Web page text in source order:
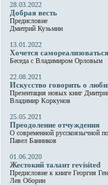
28.03.2022
Добрая весть
Предисловие
Дмитрий Кузьмин
13.01.2022
Хочется
Беседа с Владимиром Орловым
22.08.2021
Искусство говорить о
Презентация новых книг
Владимир Коркунов
25.05.2021
Преодоление отчуждения
О современной русскоязычной
Павел Банников
01.06.2020
Жестокий талант revisited
Предисловие к книге Георгия
Лев Оборин